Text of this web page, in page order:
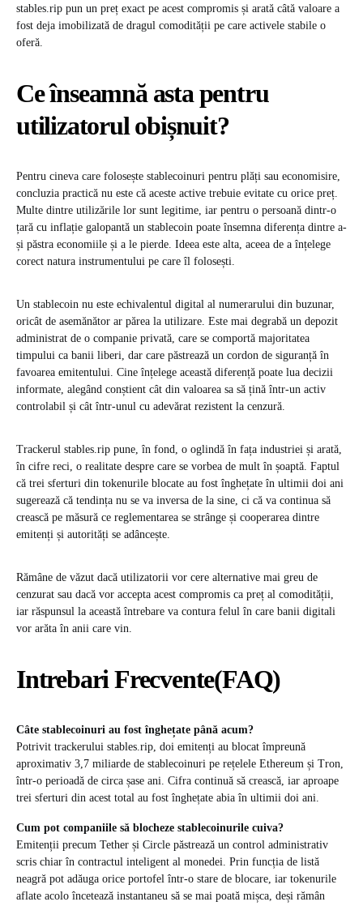
stables.rip pun un preț exact pe acest compromis și arată câtă valoare a
fost deja imobilizată de dragul comodității pe care activele stabile o
oferă.
Ce înseamnă asta pentru
utilizatorul obișnuit?
Pentru cineva care folosește stablecoinuri pentru plăți sau economisire,
concluzia practică nu este că aceste active trebuie evitate cu orice preț.
Multe dintre utilizările lor sunt legitime, iar pentru o persoană dintr-o
țară cu inflație galopantă un stablecoin poate însemna diferența dintre a-
și păstra economiile și a le pierde. Ideea este alta, aceea de a înțelege
corect natura instrumentului pe care îl folosești.
Un stablecoin nu este echivalentul digital al numerarului din buzunar,
oricât de asemănător ar părea la utilizare. Este mai degrabă un depozit
administrat de o companie privată, care se comportă majoritatea
timpului ca banii liberi, dar care păstrează un cordon de siguranță în
favoarea emitentului. Cine înțelege această diferență poate lua decizii
informate, alegând conștient cât din valoarea sa să țină într-un activ
controlabil și cât într-unul cu adevărat rezistent la cenzură.
Trackerul stables.rip pune, în fond, o oglindă în fața industriei și arată,
în cifre reci, o realitate despre care se vorbea de mult în șoaptă. Faptul
că trei sferturi din tokenurile blocate au fost înghețate în ultimii doi ani
sugerează că tendința nu se va inversa de la sine, ci că va continua să
crească pe măsură ce reglementarea se strânge și cooperarea dintre
emitenți și autorități se adâncește.
Rămâne de văzut dacă utilizatorii vor cere alternative mai greu de
cenzurat sau dacă vor accepta acest compromis ca preț al comodității,
iar răspunsul la această întrebare va contura felul în care banii digitali
vor arăta în anii care vin.
Intrebari Frecvente(FAQ)
Câte stablecoinuri au fost înghețate până acum?
Potrivit trackerului stables.rip, doi emitenți au blocat împreună
aproximativ 3,7 miliarde de stablecoinuri pe rețelele Ethereum și Tron,
într-o perioadă de circa șase ani. Cifra continuă să crească, iar aproape
trei sferturi din acest total au fost înghețate abia în ultimii doi ani.
Cum pot companiile să blocheze stablecoinurile cuiva?
Emitenții precum Tether și Circle păstrează un control administrativ
scris chiar în contractul inteligent al monedei. Prin funcția de listă
neagră pot adăuga orice portofel într-o stare de blocare, iar tokenurile
aflate acolo încetează instantaneu să se mai poată mișca, deși rămân